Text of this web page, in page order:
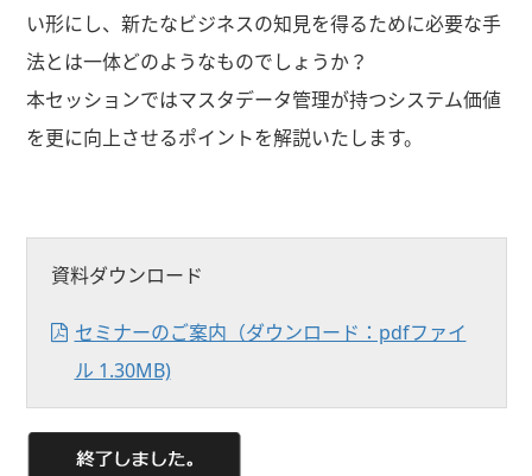
い形にし、新たなビジネスの知見を得るために必要な手
法とは一体どのようなものでしょうか？
本セッションではマスタデータ管理が持つシステム価値
を更に向上させるポイントを解説いたします。
資料ダウンロード
セミナーのご案内（ダウンロード：pdfファイ
ル 1.30MB)